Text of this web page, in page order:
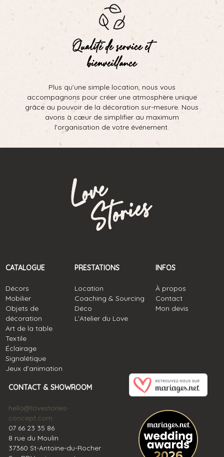
Qualité de service et
bienveillance
Plus qu’une simple location, nous vous
accompagnons pour créer une atmosphère unique
grâce au pouvoir de la décoration sur-mesure. Nous
avons à cœur de simplifier au maximum
l’organisation de votre événement.
CATALOGUE
Décors
Mobilier
Objets de
décoration
Art de la table
Textile
Éclairage
Signalétique
Jeux d’animation
PRESTATIONS
Location
Coaching & Sourcing
Déco
L’Atelier du Love
INFOS
À propos
Contact
Mon devis
CONTACT & SHOWROOM
hello@lovestories-
concept.com
07 66 23 35 86
8 rue du Moulin
37360 St-Antoine-du-Rocher